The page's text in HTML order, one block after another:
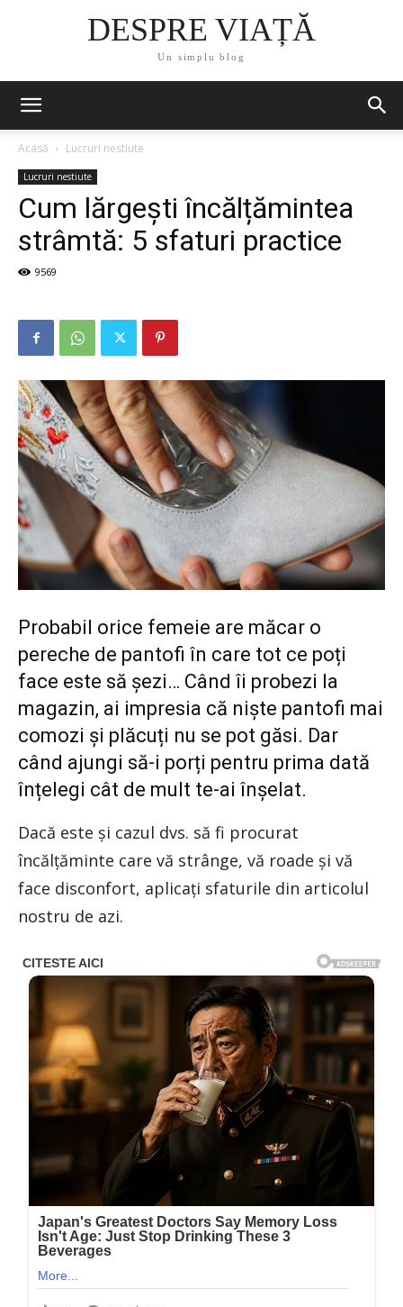
DESPRE VIAȚĂ
Un simplu blog
Acasă Lucruri nestiute
Lucruri nestiute
Cum lărgești încălțămintea
strâmtă: 5 sfaturi practice
9569
Probabil orice femeie are măcar o
pereche de pantofi în care tot ce poți
face este să șezi… Când îi probezi la
magazin, ai impresia că niște pantofi mai
comozi și plăcuți nu se pot găsi. Dar
când ajungi să-i porți pentru prima dată
înțelegi cât de mult te-ai înșelat.
Dacă este și cazul dvs. să fi procurat
încălțăminte care vă strânge, vă roade și vă
face disconfort, aplicați sfaturile din articolul
nostru de azi.